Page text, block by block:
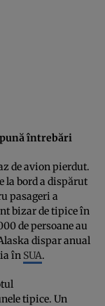
pună întrebări
de avion pierdut.
la bord a dispărut
pasageri a
bizar de tipice în
de persoane au
dispar anual
în SUA.
tipice. Un